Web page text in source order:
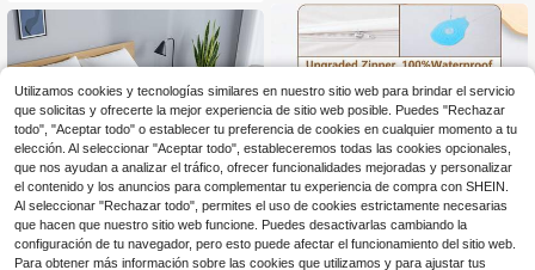
Ahorro de $64.67
ector de Colchón de 2.0 MIL para S
uministros de Mudanza, Protege tu
Colchón de la Suciedad
Utilizamos cookies y tecnologías similares en nuestro sitio web para brindar el servicio
que solicitas y ofrecerte la mejor experiencia de sitio web posible. Puedes "Rechazar
todo", "Aceptar todo" o establecer tu preferencia de cookies en cualquier momento a tu
elección. Al seleccionar "Aceptar todo", estableceremos todas las cookies opcionales,
que nos ayudan a analizar el tráfico, ofrecer funcionalidades mejoradas y personalizar
el contenido y los anuncios para complementar tu experiencia de compra con SHEIN.
Al seleccionar "Rechazar todo", permites el uso de cookies estrictamente necesarias
que hacen que nuestro sitio web funcione. Puedes desactivarlas cambiando la
configuración de tu navegador, pero esto puede afectar el funcionamiento del sitio web.
Para obtener más información sobre las cookies que utilizamos y para ajustar tus